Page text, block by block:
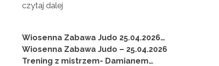
czytaj dalej
Wiosenna Zabawa Judo 25.04.2026
(AKTUALIZACJA LISTY)
Wiosenna Zabawa Judo – 25.04.2026
Trening z mistrzem- Damianem